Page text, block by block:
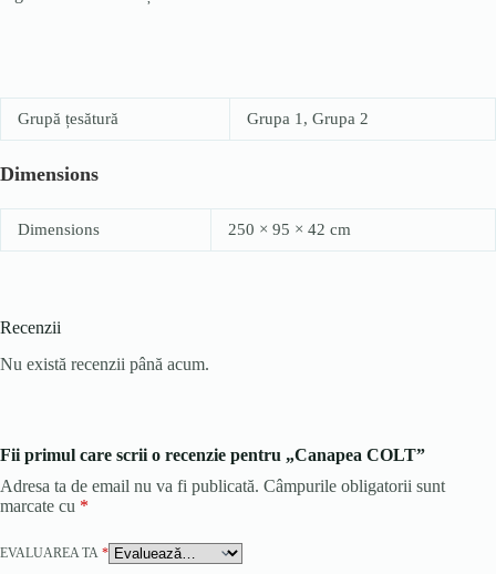
Grupă țesătură Grupa 1, Grupa 2
Dimensions
Dimensions 250 × 95 × 42 cm
Recenzii
Nu există recenzii până acum.
Fii primul care scrii o recenzie pentru „Canapea COLT”
Adresa ta de email nu va fi publicată. Câmpurile obligatorii sunt
marcate cu *
EVALUAREA TA *